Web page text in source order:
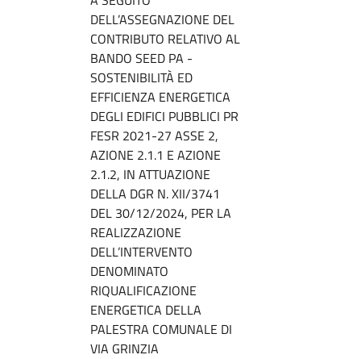
DELL’ASSEGNAZIONE DEL
CONTRIBUTO RELATIVO AL
BANDO SEED PA -
SOSTENIBILITÀ ED
EFFICIENZA ENERGETICA
DEGLI EDIFICI PUBBLICI PR
FESR 2021-27 ASSE 2,
AZIONE 2.1.1 E AZIONE
2.1.2, IN ATTUAZIONE
DELLA DGR N. XII/3741
DEL 30/12/2024, PER LA
REALIZZAZIONE
DELL’INTERVENTO
DENOMINATO
RIQUALIFICAZIONE
ENERGETICA DELLA
PALESTRA COMUNALE DI
VIA GRINZIA